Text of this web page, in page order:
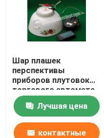
Шар плашек
перспективы
приборов плутовок
торгового автомата
для волшебной
выставкиЛучшая цена
контактные